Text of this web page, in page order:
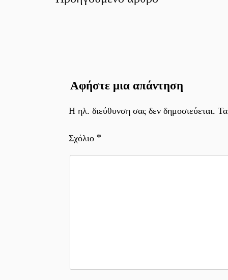
Αφήστε μια απάντηση
Η ηλ. διεύθυνση σας δεν δημοσιεύεται.
Σχόλιο *